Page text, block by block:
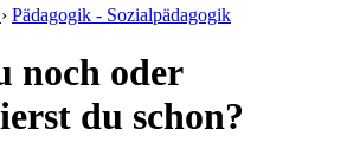
› Pädagogik - Sozialpädagogik
noch oder
du schon?